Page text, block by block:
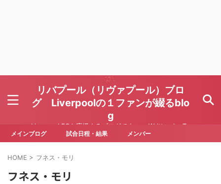
リバプール（リヴァプール）ブロ
グ Liverpoolの１ファンが綴るblo
g
Liverpool FCを応援するブログです Written by To
ru Yoda
メインブログ 試合日程・結果 メンバー
HOME > フネス・モリ
フネス・モリ